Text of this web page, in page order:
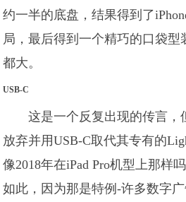
约一半的底盘，结果得到了
局，最后得到一个精巧的口袋型
都大。
USB-C
这是一个反复出现的传言，
放弃并用USB-C取代其专有的
像2018年在iPad Pro机型上那样
如此，因为那是特例-许多数字